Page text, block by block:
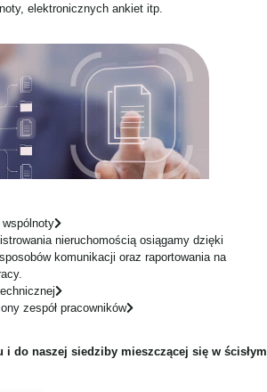
elektronicznych ankiet itp.
nieruchomością osiągamy dzięki
komunikacji oraz raportowania na
zespół pracowników
i do naszej siedziby mieszczącej się w ścisłym